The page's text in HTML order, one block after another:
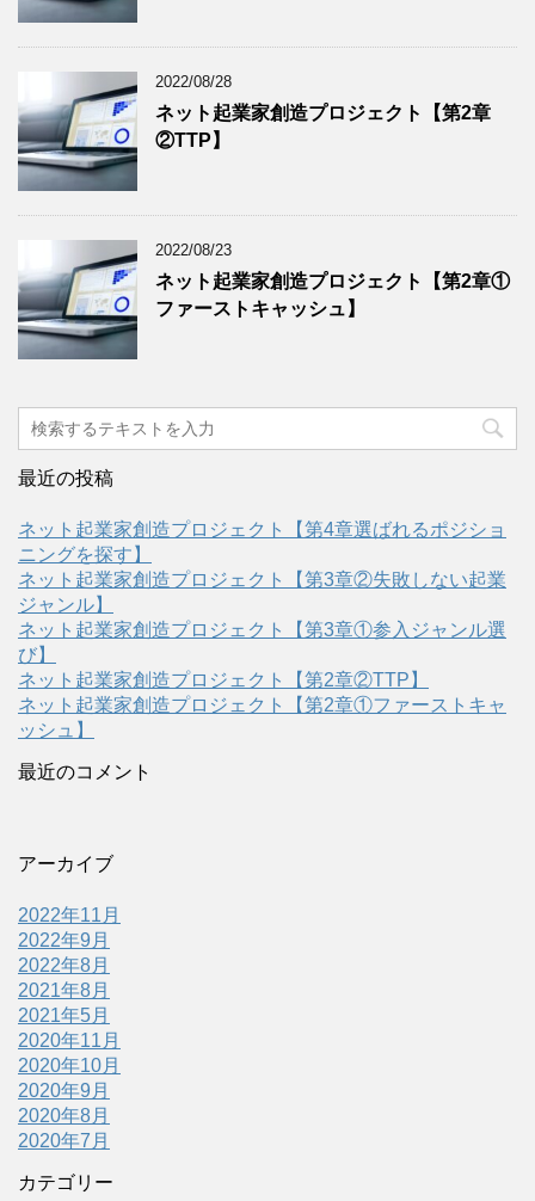
2022/08/28
ネット起業家創造プロジェクト【第2章
②TTP】
2022/08/23
ネット起業家創造プロジェクト【第2章①
ファーストキャッシュ】
最近の投稿
ネット起業家創造プロジェクト【第4章選ばれるポジショ
ニングを探す】
ネット起業家創造プロジェクト【第3章②失敗しない起業
ジャンル】
ネット起業家創造プロジェクト【第3章①参入ジャンル選
び】
ネット起業家創造プロジェクト【第2章②TTP】
ネット起業家創造プロジェクト【第2章①ファーストキャ
ッシュ】
最近のコメント
アーカイブ
2022年11月
2022年9月
2022年8月
2021年8月
2021年5月
2020年11月
2020年10月
2020年9月
2020年8月
2020年7月
カテゴリー